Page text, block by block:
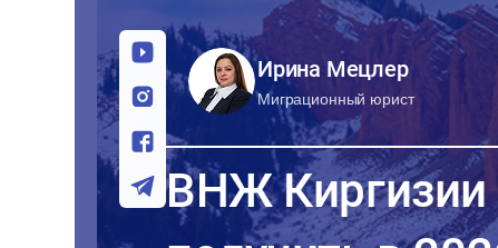
Ирина Мецлер
Миграционный юрист
ВНЖ Киргизии